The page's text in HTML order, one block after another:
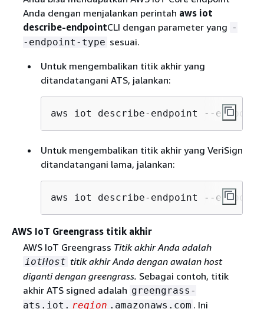
Anda dengan menjalankan perintah aws iot
describe-endpointCLI dengan parameter yang -
-endpoint-type sesuai.
Untuk mengembalikan titik akhir yang
ditandatangani ATS, jalankan:
aws iot describe-endpoint --
Untuk mengembalikan titik akhir yang VeriSign
ditandatangani lama, jalankan:
aws iot describe-endpoint --
AWS IoT Greengrass titik akhir
AWS IoT Greengrass Titik akhir Anda adalah
iotHost titik akhir Anda dengan awalan host
diganti dengan greengrass. Sebagai contoh, titik
akhir ATS signed adalah greengrass-
ats.iot. region .amazonaws.com . Ini